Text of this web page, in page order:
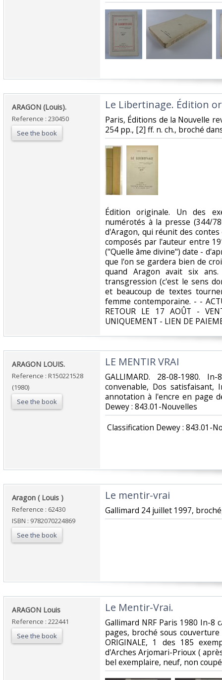
‎ARAGON (Louis).‎
Reference : 230450
See the book
‎Le Libertinage. Édition
‎Paris, Éditions de la Nouvelle
254 pp., [2] ff. n. ch., broché
‎Édition originale. Un des
numérotés à la presse (344/
d'Aragon, qui réunit des
composés par l'auteur entre
("Quelle âme divine") date -
que l'on se gardera bien de
quand Aragon avait six
transgression (c'est le sens
et beaucoup de textes
femme contemporaine. - -
RETOUR LE 17 AOÛT -
UNIQUEMENT - LIEN DE
‎ARAGON LOUIS.‎
Reference : R150221528
(1980)
See the book
‎LE MENTIR VRAI‎
‎GALLIMARD. 28-08-1980.
convenable, Dos
annotation à l'encre en page
Dewey : 843.01-Nouvelles‎
Classification Dewey : 843.01-
‎Aragon ( Louis )‎
Reference : 62430
ISBN : 9782070224869
See the book
‎Le mentir-vrai‎
‎Gallimard 24 juillet 1997,
‎ARAGON Louis‎
Reference : 222441
See the book
‎Le Mentir-Vrai.‎
‎Gallimard NRF Paris 1980 In-8
pages, broché sous
ORIGINALE, 1 des 185
d'Arches Arjomari-Prioux (
bel exemplaire, neuf, non